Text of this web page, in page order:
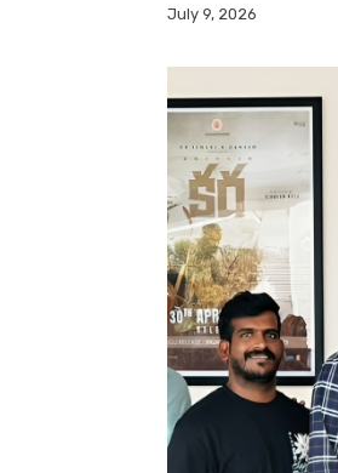
July 9, 2026